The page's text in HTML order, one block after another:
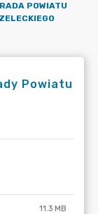
RADA POWIATU
Powiatu
11.3 MB